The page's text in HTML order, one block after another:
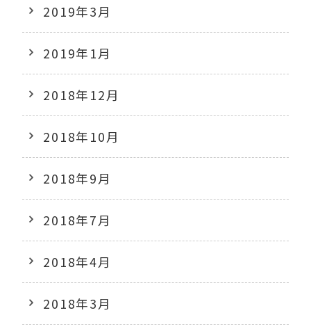
2019年3月
2019年1月
2018年12月
2018年10月
2018年9月
2018年7月
2018年4月
2018年3月